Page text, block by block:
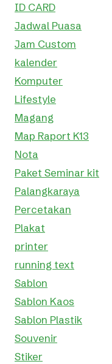
ID CARD
Jadwal Puasa
Jam Custom
kalender
Komputer
Lifestyle
Magang
Map Raport K13
Nota
Paket Seminar kit
Palangkaraya
Percetakan
Plakat
printer
running text
Sablon
Sablon Kaos
Sablon Plastik
Souvenir
Stiker